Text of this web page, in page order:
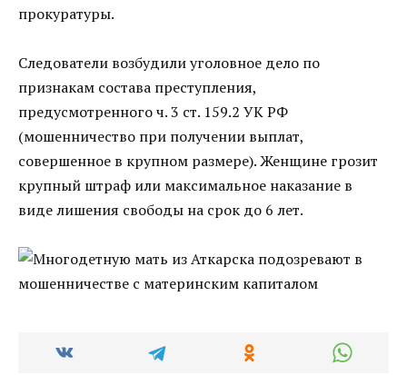
прокуратуры.
Следователи возбудили уголовное дело по
признакам состава преступления,
предусмотренного ч. 3 ст. 159.2 УК РФ
(мошенничество при получении выплат,
совершенное в крупном размере). Женщине грозит
крупный штраф или максимальное наказание в
виде лишения свободы на срок до 6 лет.